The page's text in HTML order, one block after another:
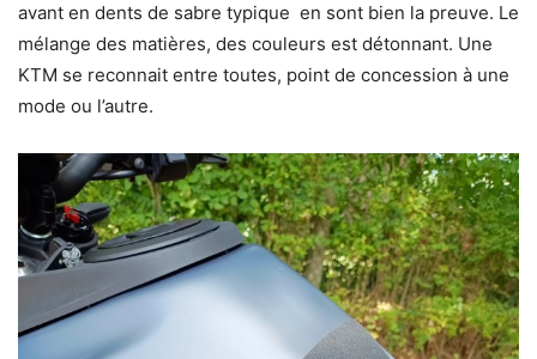
avant en dents de sabre typique en sont bien la preuve. Le
mélange des matières, des couleurs est détonnant. Une
KTM se reconnait entre toutes, point de concession à une
mode ou l’autre.